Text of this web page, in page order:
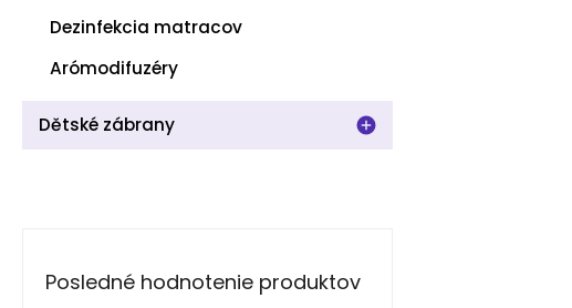
Dezinfekcia matracov
Arómodifuzéry
Dětské zábrany
Posledné hodnotenie produktov